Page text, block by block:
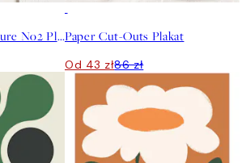
Graphic Shapes Texture No2 PlakatPaper Cut-Outs Plakat
Od 43 zł86 zł